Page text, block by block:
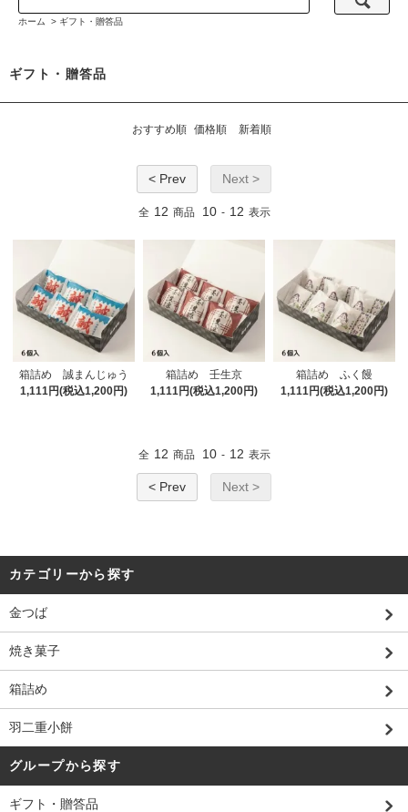
ホーム > ギフト・贈答品
ギフト・贈答品
おすすめ順 価格順 新着順
< Prev Next >
全 12 商品 10 - 12 表示
箱詰め 誠まんじゅう
1,111円(税込1,200円)
箱詰め 壬生京
1,111円(税込1,200円)
箱詰め ふく饅
1,111円(税込1,200円)
全 12 商品 10 - 12 表示
< Prev Next >
カテゴリーから探す
金つば
焼き菓子
箱詰め
羽二重小餅
グループから探す
ギフト・贈答品